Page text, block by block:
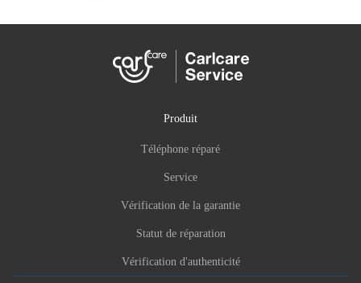
Produit
Téléphone réparé
Service
Vérification de la garantie
Statut de réparation
Vérification d'authenticité